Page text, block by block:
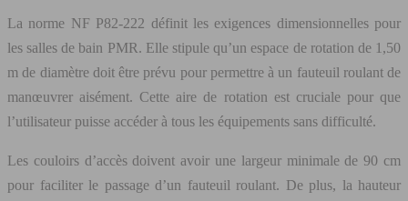
La norme NF P82-222 définit les exigences dimensionnelles pour
les salles de bain PMR. Elle stipule qu’un espace de rotation de 1,50
m de diamètre doit être prévu pour permettre à un fauteuil roulant de
manœuvrer aisément. Cette aire de rotation est cruciale pour que
l’utilisateur puisse accéder à tous les équipements sans difficulté.
Les couloirs d’accès doivent avoir une largeur minimale de 90 cm
pour faciliter le passage d’un fauteuil roulant. De plus, la hauteur